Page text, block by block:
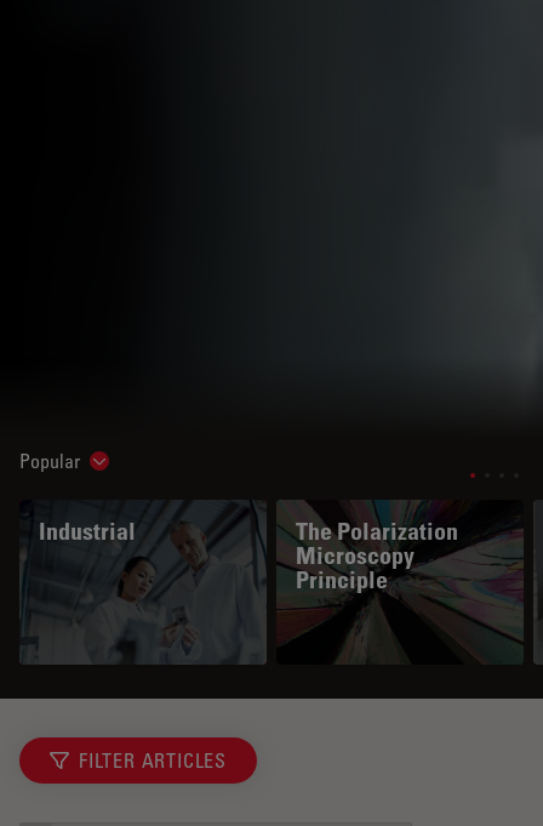
Popular Show subnavigation
Industrial
The Polarization
Microscopy
Principle
FILTER ARTICLES